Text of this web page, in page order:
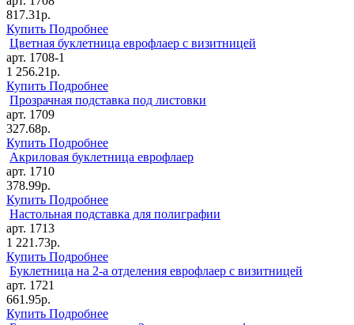
817.31р.
Купить Подробнее
Цветная буклетница еврофлаер с визитницей
арт. 1708-1
1 256.21р.
Купить Подробнее
Прозрачная подставка под листовки
арт. 1709
327.68р.
Купить Подробнее
Акриловая буклетница еврофлаер
арт. 1710
378.99р.
Купить Подробнее
Настольная подставка для полиграфии
арт. 1713
1 221.73р.
Купить Подробнее
Буклетница на 2-а отделения еврофлаер с визитницей
арт. 1721
661.95р.
Купить Подробнее